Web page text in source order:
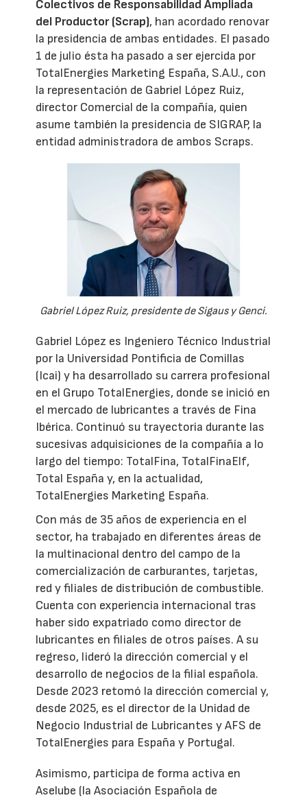
Colectivos de Responsabilidad Ampliada
del Productor (Scrap), han acordado renovar
la presidencia de ambas entidades. El pasado
1 de julio ésta ha pasado a ser ejercida por
TotalEnergies Marketing España, S.A.U., con
la representación de Gabriel López Ruiz,
director Comercial de la compañía, quien
asume también la presidencia de SIGRAP, la
entidad administradora de ambos Scraps.
Gabriel López Ruiz, presidente de Sigaus y Genci.
Gabriel López es Ingeniero Técnico Industrial
por la Universidad Pontificia de Comillas
(Icai) y ha desarrollado su carrera profesional
en el Grupo TotalEnergies, donde se inició en
el mercado de lubricantes a través de Fina
Ibérica. Continuó su trayectoria durante las
sucesivas adquisiciones de la compañía a lo
largo del tiempo: TotalFina, TotalFinaElf,
Total España y, en la actualidad,
TotalEnergies Marketing España.
Con más de 35 años de experiencia en el
sector, ha trabajado en diferentes áreas de
la multinacional dentro del campo de la
comercialización de carburantes, tarjetas,
red y filiales de distribución de combustible.
Cuenta con experiencia internacional tras
haber sido expatriado como director de
lubricantes en filiales de otros países. A su
regreso, lideró la dirección comercial y el
desarrollo de negocios de la filial española.
Desde 2023 retomó la dirección comercial y,
desde 2025, es el director de la Unidad de
Negocio Industrial de Lubricantes y AFS de
TotalEnergies para España y Portugal.
Asimismo, participa de forma activa en
Aselube (la Asociación Española de